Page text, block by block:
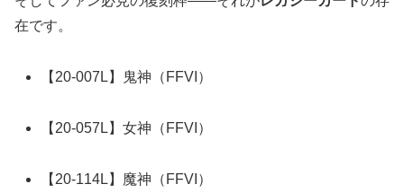
在です。
【20-007L】鬼神（FFVI）
【20-057L】女神（FFVI）
【20-114L】魔神（FFVI）